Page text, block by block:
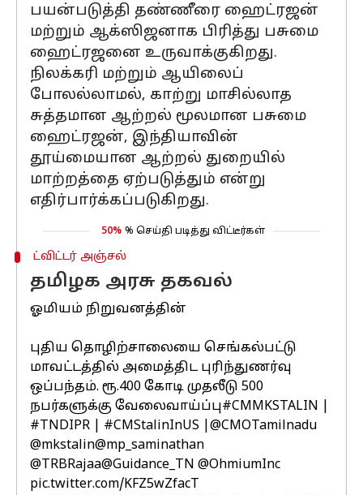
பயன்படுத்தி தண்ணீரை ஹைட்ரஜன்
மற்றும் ஆக்ஸிஜனாக பிரித்து பசுமை
ஹைட்ரஜனை உருவாக்குகிறது.
நிலக்கரி மற்றும் ஆயிலைப்
போலல்லாமல், காற்று மாசில்லாத
சுத்தமான ஆற்றல் மூலமான பசுமை
ஹைட்ரஜன், இந்தியாவின்
தூய்மையான ஆற்றல் துறையில்
மாற்றத்தை ஏற்படுத்தும் என்று
எதிர்பார்க்கப்படுகிறது.
50% % செய்தி படித்து விட்டீர்கள்
ட்விட்டர் அஞ்சல்
தமிழக அரசு தகவல்
ஓமியம் நிறுவனத்தின்
புதிய தொழிற்சாலையை செங்கல்பட்டு
மாவட்டத்தில் அமைத்திட புரிந்துணர்வு
ஒப்பந்தம். ரூ.400 கோடி முதலீடு 500
நபர்களுக்கு வேலைவாய்ப்பு#CMMKSTALIN
#TNDIPR
#CMStalinInUS
@CMOTamilnadu
@mkstalin@mp_saminathan
@TRBRajaa@Guidance_TN @OhmiumInc
pic.twitter.com/KFZ5wZfacT